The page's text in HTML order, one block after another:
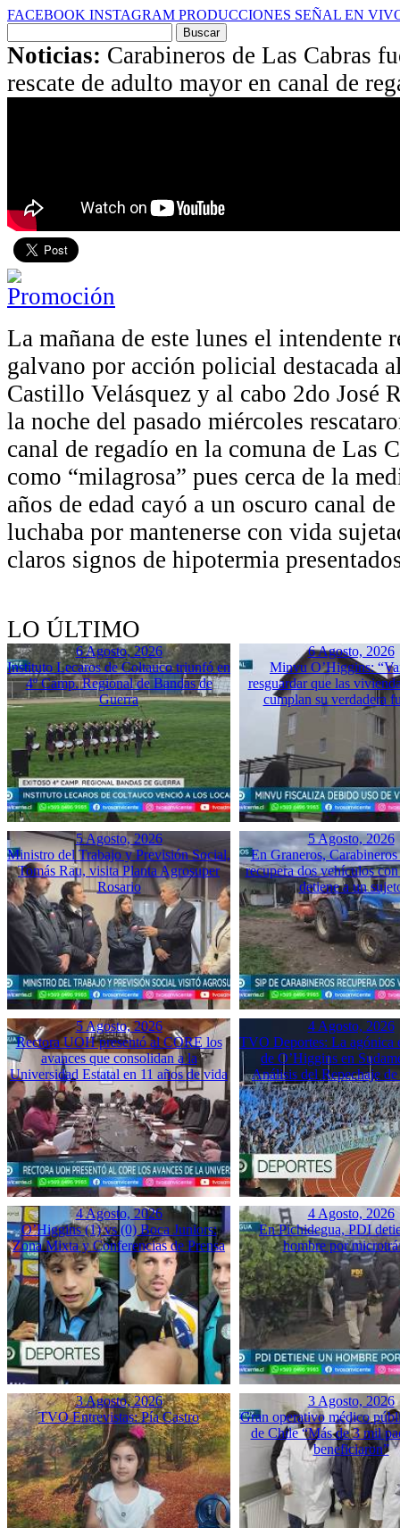
FACEBOOK INSTAGRAM PRODUCCIONES SEÑAL EN
por:
Noticias: Carabineros de Las Cabras
rescate de adulto mayor en canal de
La mañana de este lunes el intendente
galvano por acción policial destacada
Castillo Velásquez y al cabo 2do José
la noche del pasado miércoles
canal de regadío en la comuna de Las
como “milagrosa” pues cerca de la
años de edad cayó a un oscuro canal
luchaba por mantenerse con vida
claros signos de hipotermia
LO ÚLTIMO
6 Agosto, 2026
Instituto Lecaros de Coltauco triunfó en
4º Camp. Regional de Bandas de
Guerra
6 Agosto, 2026
Minvu O’Higgins:
resguardar que las
cumplan su verdadera
5 Agosto, 2026
Ministro del Trabajo y Previsión Social,
Tomás Rau, visita Planta Agrosuper
Rosario
5 Agosto, 2026
En Graneros,
recupera dos vehículos
detiene a un
5 Agosto, 2026
Rectora UOH presentó al CORE los
avances que consolidan a la
Universidad Estatal en 11 años de vida
4 Agosto, 2026
TVO Deportes: La agónica
de O’Higgins en
Análisis del Repechaje de
4 Agosto, 2026
O’Higgins (1) vs (0) Boca Juniors:
Zona Mixta y Conferencias de Prensa
4 Agosto, 2026
En Pichidegua, PDI
hombre por
3 Agosto, 2026
TVO Entrevistas: Pía Castro
3 Agosto, 2026
Gran operativo médico
de Chile “Más de 3 mil
beneficiaron”